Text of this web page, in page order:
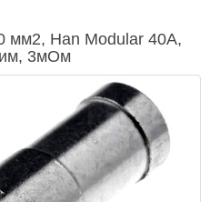
мм2, Han Modular 40A,
3мОм